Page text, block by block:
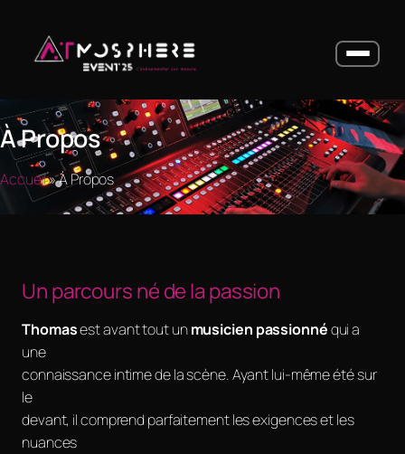
Services
Locations
Galerie
Actualités
À Propos
À Propos
Accueil»À Propos
Un parcours né de la passion
Thomasest avant tout unmusicien passionnéqui a
une
connaissance intime de la scène. Ayant lui-même été sur
le
devant, il comprend parfaitement les exigences et les
nuances